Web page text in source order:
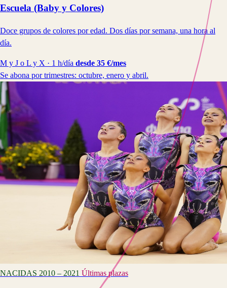
Escuela (Baby y Colores)
Doce grupos de colores por edad. Dos días por semana, una hora al
día.
M y J o L y X · 1 h/día desde 35 €/mes
Se abona por trimestres: octubre, enero y abril.
NACIDAS 2010 – 2021 Últimas plazas